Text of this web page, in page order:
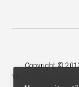
Copyright ©
veiculadas, logotipo